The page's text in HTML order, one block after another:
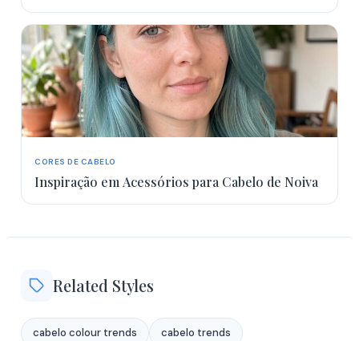
CORES DE CABELO
Inspiração em Acessórios para Cabelo de Noiva
Related Styles
cabelo colour trends cabelo trends